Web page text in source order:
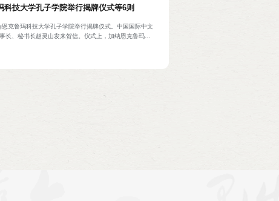
科技大学孔子学院举行揭牌仪式等6则
克鲁玛科技大学孔子学院举行揭牌仪式。中国国际中文
长、秘书长赵灵山发来贺信。仪式上，加纳恩克鲁玛科
、恩克鲁玛科技大学校长丽塔·阿科苏亚·迪克森（Rita
。